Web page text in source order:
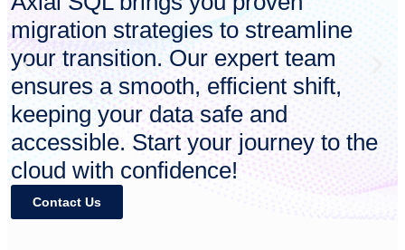
migration strategies to streamline
your transition. Our expert team
ensures a smooth, efficient shift,
keeping your data safe and
accessible. Start your journey to the
cloud with confidence!
Contact Us